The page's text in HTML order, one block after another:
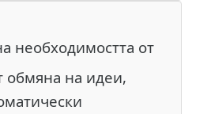
необходимостта от
обмяна на идеи,